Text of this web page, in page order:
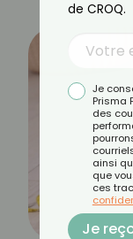
de CROQ.
Je
Prisma
des
ainsi
que
ces
Je